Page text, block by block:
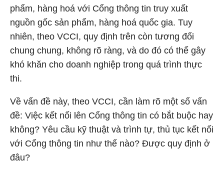
phẩm, hàng hoá với Cổng thông tin truy xuất
nguồn gốc sản phẩm, hàng hoá quốc gia. Tuy
nhiên, theo VCCI, quy định trên còn tương đối
chung chung, không rõ ràng, và do đó có thể gây
khó khăn cho doanh nghiệp trong quá trình thực
thi.
Về vấn đề này, theo VCCI, cần làm rõ một số vấn
đề: Việc kết nối lên Cổng thông tin có bắt buộc hay
không? Yêu cầu kỹ thuật và trình tự, thủ tục kết nối
với Cổng thông tin như thế nào? Được quy định ở
đâu?